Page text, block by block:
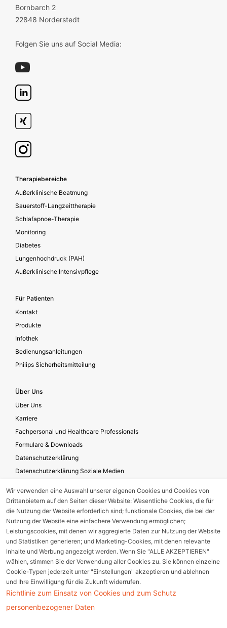
Bornbarch 2
22848 Norderstedt
Folgen Sie uns auf Social Media:
Footer secondary
Therapiebereiche
Außerklinische Beatmung
Sauerstoff-Langzeittherapie
Schlafapnoe-Therapie
Monitoring
Diabetes
Lungenhochdruck (PAH)
Außerklinische Intensivpflege
Für Patienten
Kontakt
Produkte
Infothek
Bedienungsanleitungen
Philips Sicherheitsmitteilung
Über Uns
Über Uns
Karriere
Fachpersonal und Healthcare Professionals
Formulare & Downloads
Datenschutzerklärung
Datenschutzerklärung Soziale Medien
Impressum
Unternehmensverantwortung
Gerätestörung melden
Nebenwirkungsmeldung
Cookie Einstellungen
Wir verwenden eine Auswahl unserer eigenen Cookies und Cookies von
Drittanbietern auf den Seiten dieser Website: Wesentliche Cookies, die für
die Nutzung der Website erforderlich sind; funktionale Cookies, die bei der
Nutzung der Website eine einfachere Verwendung ermöglichen;
Leistungscookies, mit denen wir aggregierte Daten zur Nutzung der Website
und Statistiken generieren; und Marketing-Cookies, mit denen relevante
Inhalte und Werbung angezeigt werden. Wenn Sie "ALLE AKZEPTIEREN"
wählen, stimmen Sie der Verwendung aller Cookies zu. Sie können einzelne
Cookie-Typen jederzeit unter "Einstellungen" akzeptieren und ablehnen
und Ihre Einwilligung für die Zukunft widerrufen.
Richtlinie zum Einsatz von Cookies und zum Schutz
personenbezogener Daten